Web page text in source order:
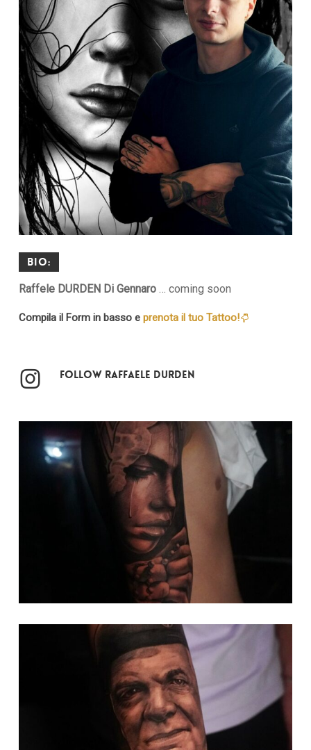
Bio:
Raffele DURDEN Di Gennaro… coming soon
Compila il Form in basso e prenota il tuo Tattoo!
Follow Raffaele Durden